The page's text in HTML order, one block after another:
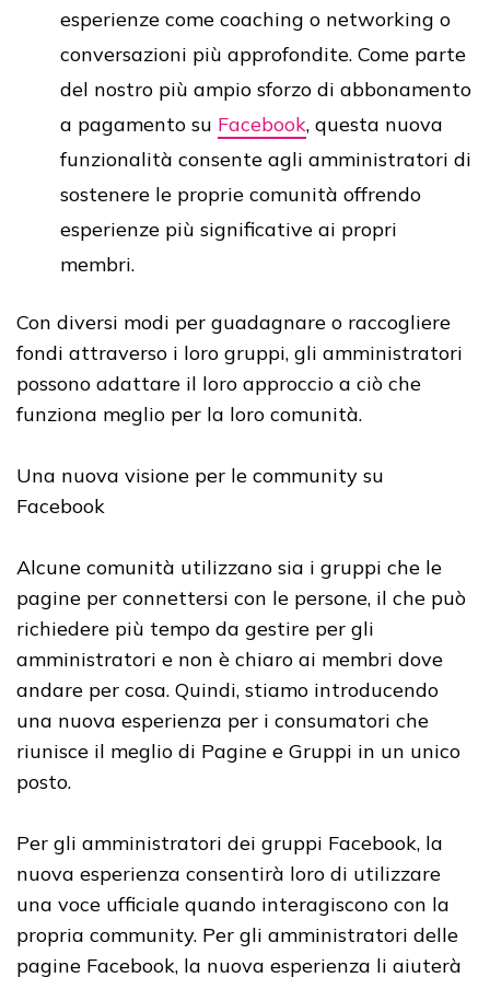
esperienze come coaching o networking o
conversazioni più approfondite. Come parte
del nostro più ampio sforzo di abbonamento
a pagamento su Facebook, questa nuova
funzionalità consente agli amministratori di
sostenere le proprie comunità offrendo
esperienze più significative ai propri
membri.
Con diversi modi per guadagnare o raccogliere
fondi attraverso i loro gruppi, gli amministratori
possono adattare il loro approccio a ciò che
funziona meglio per la loro comunità.
Una nuova visione per le community su
Facebook
Alcune comunità utilizzano sia i gruppi che le
pagine per connettersi con le persone, il che può
richiedere più tempo da gestire per gli
amministratori e non è chiaro ai membri dove
andare per cosa. Quindi, stiamo introducendo
una nuova esperienza per i consumatori che
riunisce il meglio di Pagine e Gruppi in un unico
posto.
Per gli amministratori dei gruppi Facebook, la
nuova esperienza consentirà loro di utilizzare
una voce ufficiale quando interagiscono con la
propria community. Per gli amministratori delle
pagine Facebook, la nuova esperienza li aiuterà